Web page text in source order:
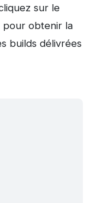
sur le
pour obtenir la
builds délivrées